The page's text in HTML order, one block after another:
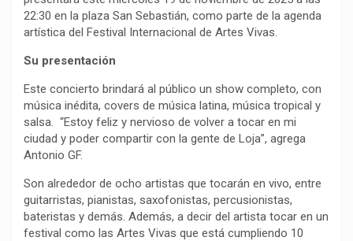
22:30 en la plaza San Sebastián, como parte de la agenda
artística del Festival Internacional de Artes Vivas.
Su presentación
Este concierto brindará al público un show completo, con
música inédita, covers de música latina, música tropical y
salsa. “Estoy feliz y nervioso de volver a tocar en mi
ciudad y poder compartir con la gente de Loja”, agrega
Antonio GF.
Son alrededor de ocho artistas que tocarán en vivo, entre
guitarristas, pianistas, saxofonistas, percusionistas,
bateristas y demás. Además, a decir del artista tocar en un
festival como las Artes Vivas que está cumpliendo 10